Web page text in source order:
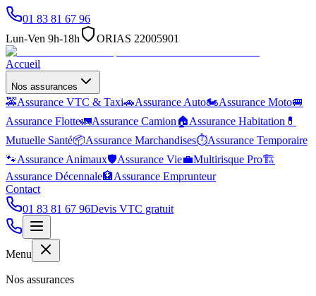
01 83 81 67 96
Lun-Ven 9h-18h
ORIAS 22005901
Accueil
Nos assurances
🚕Assurance VTC & Taxi🚗Assurance Auto🏍️Assurance Moto🚐
Assurance Flotte🚛Assurance Camion🏠Assurance Habitation 💊
Mutuelle Santé📦Assurance Marchandises⏱️Assurance Temporaire
🐾Assurance Animaux🛡️Assurance Vie💼Multirisque Pro🏗️
Assurance Décennale🏦Assurance Emprunteur
Contact
01 83 81 67 96Devis VTC gratuit
Menu
Nos assurances